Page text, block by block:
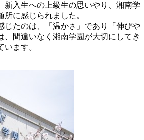
新入生への上級生の思いやり、湘南学
所に感じられました。
たのは、「温かさ」であり「伸びや
、間違いなく湘南学園が大切にしてき
います。